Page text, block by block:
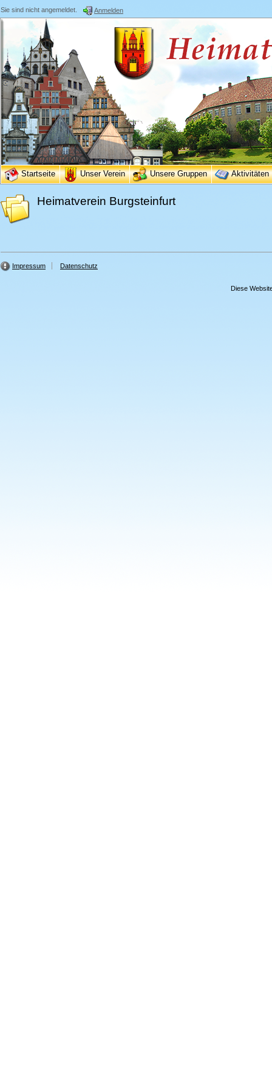
Sie sind nicht angemeldet. Anmelden
Startseite Unser Verein Unsere Gruppen Aktivitäten
Heimatverein Burgsteinfurt
Impressum Datenschutz
Diese